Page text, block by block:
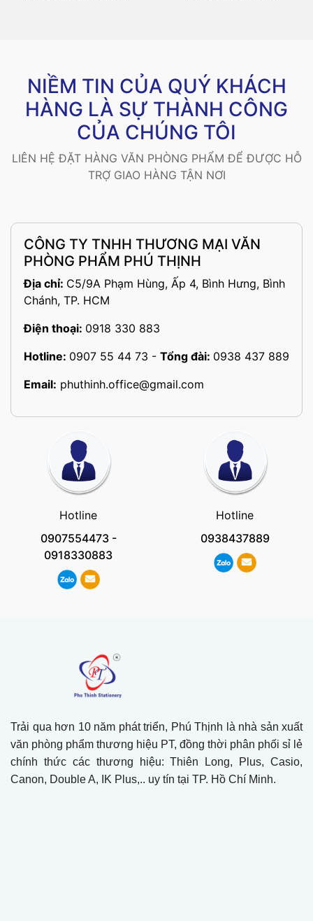
NIỀM TIN CỦA QUÝ KHÁCH
HÀNG LÀ SỰ THÀNH CÔNG
CỦA CHÚNG TÔI
LIÊN HỆ ĐẶT HÀNG VĂN PHÒNG PHẨM ĐỂ ĐƯỢC HỖ
TRỢ GIAO HÀNG TẬN NƠI
CÔNG TY TNHH THƯƠNG MẠI VĂN
PHÒNG PHẨM PHÚ THỊNH
Địa chỉ: C5/9A Phạm Hùng, Ấp 4, Bình Hưng, Bình
Chánh, TP. HCM
Điện thoại: 0918 330 883
Hotline: 0907 55 44 73 - Tổng đài: 0938 437 889
Email: phuthinh.office@gmail.com
Hotline
0907554473-
0918330883
Hotline
0938437889
Trải qua hơn 10 năm phát triển, Phú Thịnh là nhà sản xuất
văn phòng phẩm thương hiệu PT, đồng thời phân phối sỉ lẻ
chính thức các thương hiệu: Thiên Long, Plus, Casio,
Canon, Double A, IK Plus,.. uy tín tại TP. Hồ Chí Minh.